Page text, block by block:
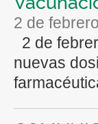
2 de
2 de
nuevas